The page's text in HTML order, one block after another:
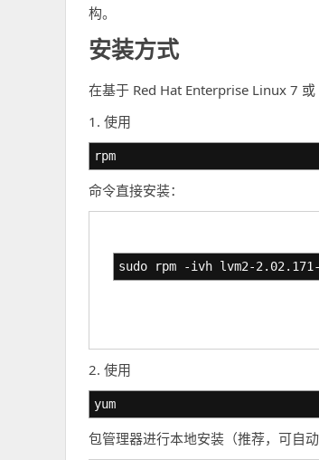
构。
安装方式
在基于 Red Hat Enterprise Linux 7 或
1. 使用
rpm
命令直接安装：
sudo rpm -ivh lvm2-
2. 使用
yum
包管理器进行本地安装（推荐，可自动